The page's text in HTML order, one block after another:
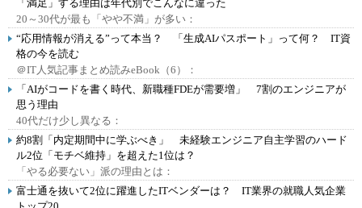
「満足」する理由は年代別でこんなに違った
20～30代が最も「やや不満」が多い：
“応用情報が消える”って本当？ 「生成AIパスポート」って何？ IT資
格の今を読む
＠IT人気記事まとめ読みeBook（6）：
「AIがコードを書く時代、新職種FDEが需要増」 7割のエンジニアが
思う理由
40代だけ少し異なる：
約8割「内定期間中に学ぶべき」 未経験エンジニア自主学習のハード
ル2位「モチベ維持」を超えた1位は？
「やる必要ない」派の理由とは：
富士通を抜いて2位に躍進したITベンダーは？ IT業界の就職人気企業